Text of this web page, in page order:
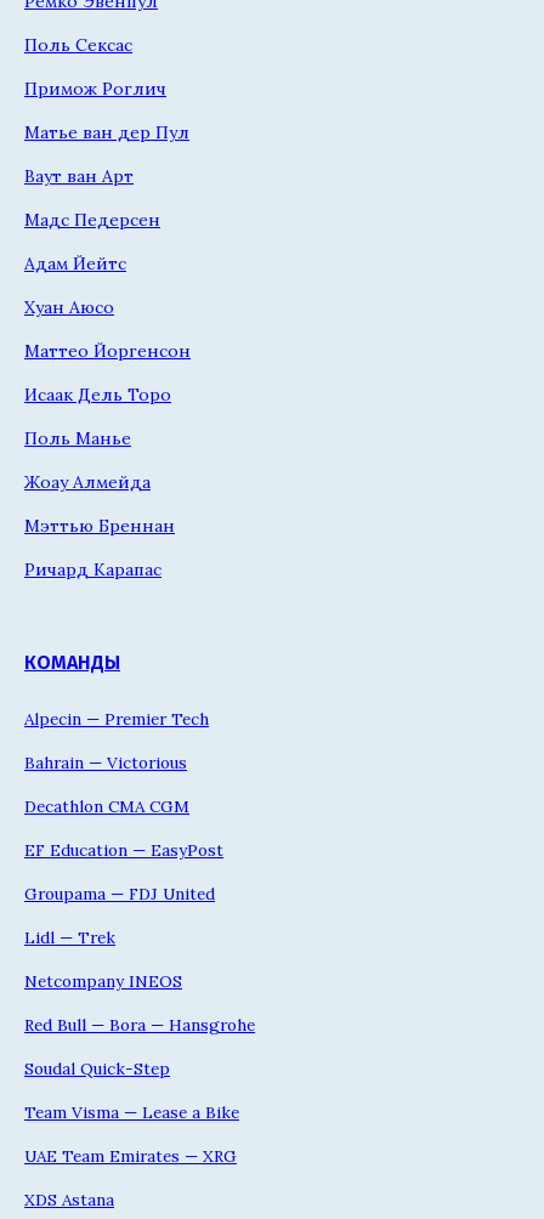
Поль Сексас
Примож Роглич
Матье ван дер Пул
Ваут ван Арт
Мадс Педерсен
Адам Йейтс
Хуан Аюсо
Маттео Йоргенсон
Исаак Дель Торо
Поль Манье
Жоау Алмейда
Мэттью Бреннан
Ричард Карапас
КОМАНДЫ
Alpecin — Premier Tech
Bahrain — Victorious
Decathlon CMA CGM
EF Education — EasyPost
Groupama — FDJ United
Lidl — Trek
Netcompany INEOS
Red Bull — Bora — Hansgrohe
Soudal Quick-Step
Team Visma — Lease a Bike
UAE Team Emirates — XRG
XDS Astana